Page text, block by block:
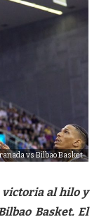
vs Bilbao Basket
victoria al hilo y
Basket. El